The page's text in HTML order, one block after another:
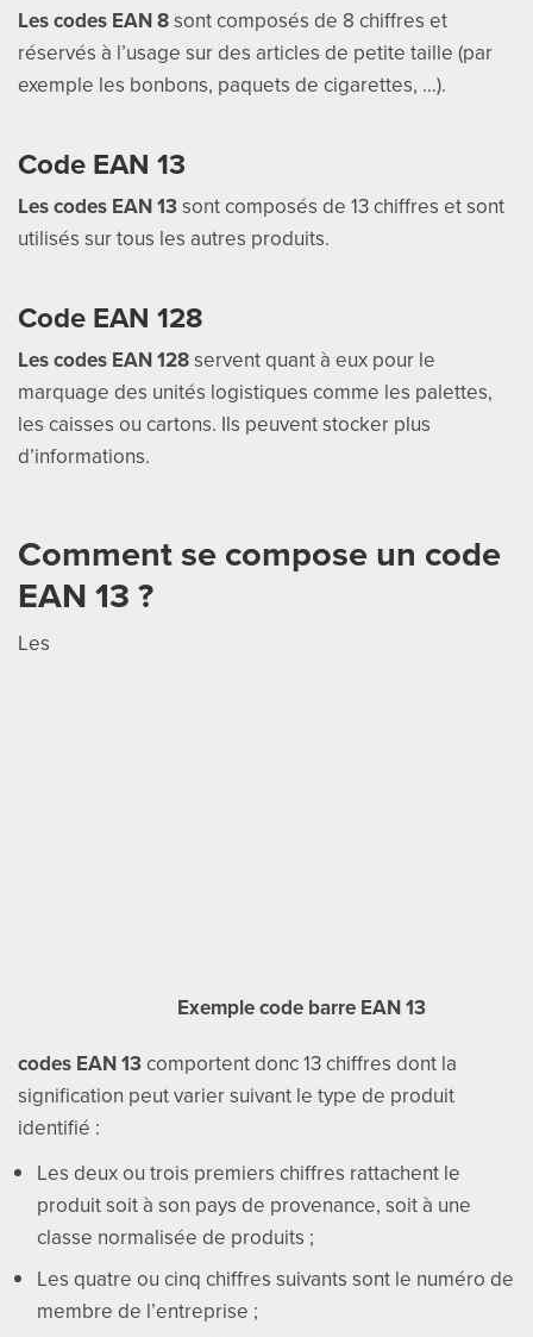
Les codes EAN 8sont composés de 8 chiffres et
réservés à l’usage sur des articles de petite taille (par
exemple les bonbons, paquets de cigarettes, …).
Code EAN 13
Les codes EAN 13sont composés de 13 chiffres et sont
utilisés sur tous les autres produits.
Code EAN 128
Les codes EAN 128servent quant à eux pour le
marquage des unités logistiques comme les palettes,
les caisses ou cartons. Ils peuvent stocker plus
d’informations.
Comment se compose un code
EAN 13 ?
Exemple code barre EAN 13
Les
codes EAN 13comportent donc 13 chiffres dont la
signification peut varier suivant le type de produit
identifié :
Les deux ou trois premiers chiffres rattachent le
produit soit à son pays de provenance, soit à une
classe normalisée de produits ;
Les quatre ou cinq chiffres suivants sont le numéro de
membre de l’entreprise ;